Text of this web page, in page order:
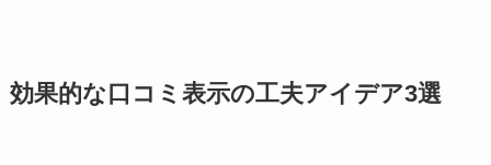
効果的な口コミ表示の工夫アイデア3選